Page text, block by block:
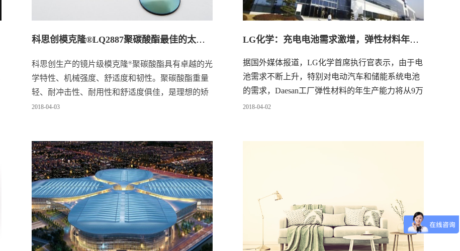
科思创模克隆®LQ2887聚碳酸酯最佳的太阳眼镜材料
科思创生产的镜片级模克隆®聚碳酸酯具有卓越的光
学特性、机械强度、舒适度和韧性。聚碳酸酯重量
轻、耐冲击性、耐用性和舒适度俱佳，是理想的矫
正眼镜和太阳镜镜片材料。
2018-04-03
LG化学：充电电池需求激增，弹性材料年生产能达29万吨
据国外媒体报道，LG化学首席执行官表示，由于电
池需求不断上升，特别对电动汽车和储能系统电池
的需求， Daesan工厂弹性材料的年生产能力将从9万
吨增加到29万吨。
2018-04-02